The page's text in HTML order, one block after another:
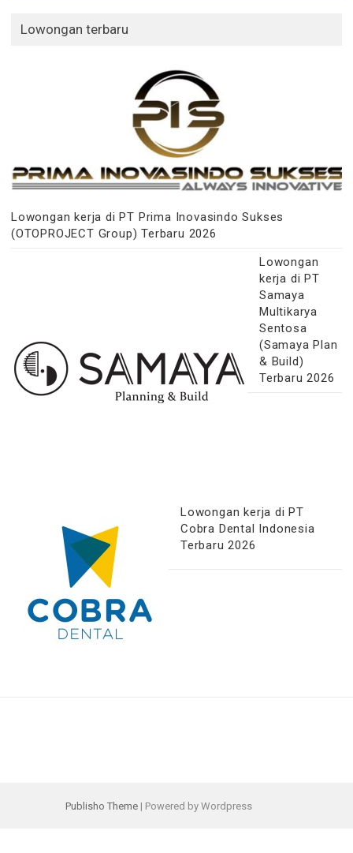
Lowongan terbaru
Lowongan kerja di PT Prima Inovasindo Sukses
(OTOPROJECT Group) Terbaru 2026
Lowongan
kerja di PT
Samaya
Multikarya
Sentosa
(Samaya Plan
& Build)
Terbaru 2026
Lowongan kerja di PT
Cobra Dental Indonesia
Terbaru 2026
Publisho Theme | Powered by Wordpress